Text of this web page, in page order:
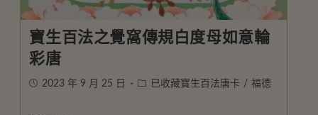
寶生百法之覺窩傳規白度母如意輪
彩唐
2023 年 9 月 25 日 已收藏寶生百法唐卡 / 福德